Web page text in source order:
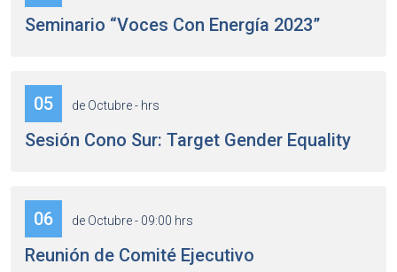
Seminario “Voces Con Energía 2023”
05 de Octubre - hrs
Sesión Cono Sur: Target Gender Equality
06 de Octubre - 09:00 hrs
Reunión de Comité Ejecutivo